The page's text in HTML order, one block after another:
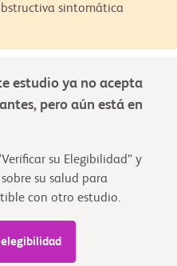
sintomática
estudio ya no acepta
pero aún está en
su Elegibilidad” y
su salud para
con otro estudio.